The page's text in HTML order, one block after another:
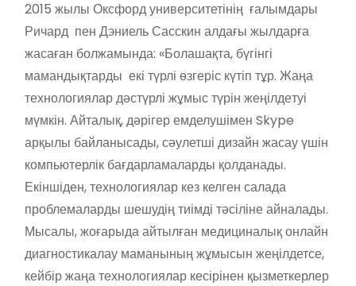
2015 жылы Оксфорд университетінің ғалымдары
Ричард пен Дэниель Сасскин алдағы жылдарға
жасаған болжамында: «Болашақ­та, бүгінгі
мамандықтарды екі түрлі өзгеріс кү­тіп тұр. Жаңа
тех­но­логия­лар дәстүрлі жұмыс түрін жеңілде­туі
мүмкін. Айталық, дәрігер емделу­ші­мен Skype
арқылы байланысады, сәулетші дизайн жасау үшін
компьютерлік бағдарламаларды қолданады.
Екіншіден, технологиялар кез келген салада
проблемаларды шешудің тиімді тәсіліне айналады.
Мысалы, жоғарыда айтылған медициналық онлайн
диагностикалау маманының жұмысын жеңілдетсе,
кейбір жаңа технологиялар кесірінен қызметкерлер